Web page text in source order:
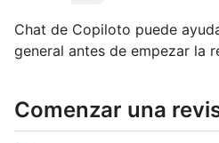
Chat de Copiloto puede
general antes de empezar la
Comenzar una